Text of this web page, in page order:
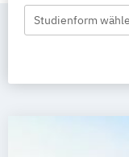
Studienform